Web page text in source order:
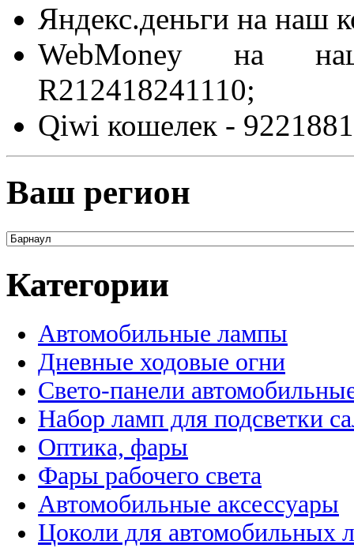
Яндекс.деньги на наш
WebMoney на
R212418241110;
Qiwi кошелек -
Ваш регион
Категории
Автомобильные лампы
Дневные ходовые огни
Свето-панели
Набор ламп для подсветки
Оптика, фары
Фары рабочего света
Автомобильные аксессуары
Цоколи для автомобильных